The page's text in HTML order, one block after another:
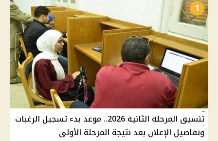
1
تنسيق المرحلة الثانية 2026.. موعد بدء تسجيل الرغبات
وتفاصيل الإعلان بعد نتيجة المرحلة الأولى